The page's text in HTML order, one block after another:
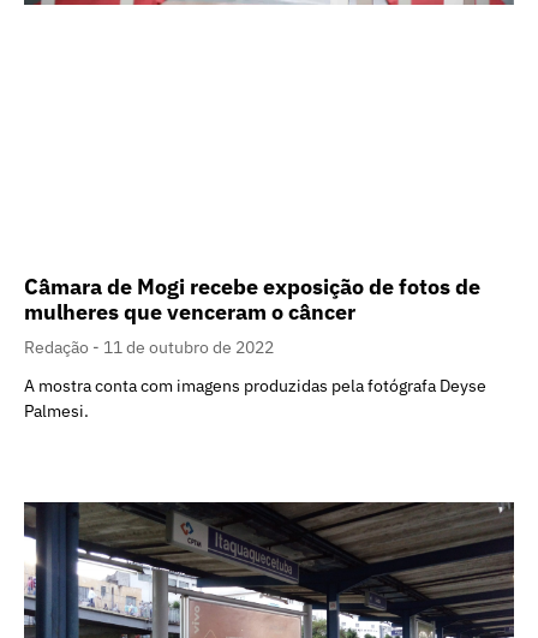
Câmara de Mogi recebe exposição de fotos de
mulheres que venceram o câncer
Redação
11 de outubro de 2022
A mostra conta com imagens produzidas pela fotógrafa Deyse
Palmesi.